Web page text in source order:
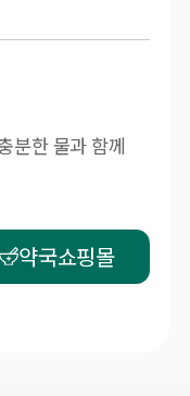
분한 물과 함께
약국쇼핑몰